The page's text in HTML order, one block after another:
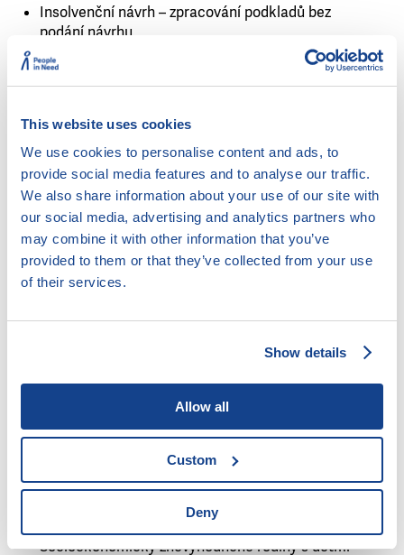
This website uses cookies
We use cookies to personalise content and ads, to
provide social media features and to analyse our traffic.
We also share information about your use of our site with
our social media, advertising and analytics partners who
may combine it with other information that you’ve
provided to them or that they’ve collected from your use
of their services.
Show details
Allow all
Custom
Deny
Insolvenční návrh – zpracování podkladů bez
podání návrhu
Obrana v exekuci
Pomoc při vyjednávání s věřiteli
Poskytování kurzů finanční gramotnosti
Psaní návrhů, vyjádření odvolání či opravných
Řešení spotřebitelských sporů
Vymáhání dlužného výživného
Zastupování u soudu
Cílová skupina:
Lidé s nižšími kompetencemi
Lidé, kteří aktivně a samostatně spolupracují
Oběti domácího násilí
Socioekonomicky znevýhodněné rodiny s dětmi